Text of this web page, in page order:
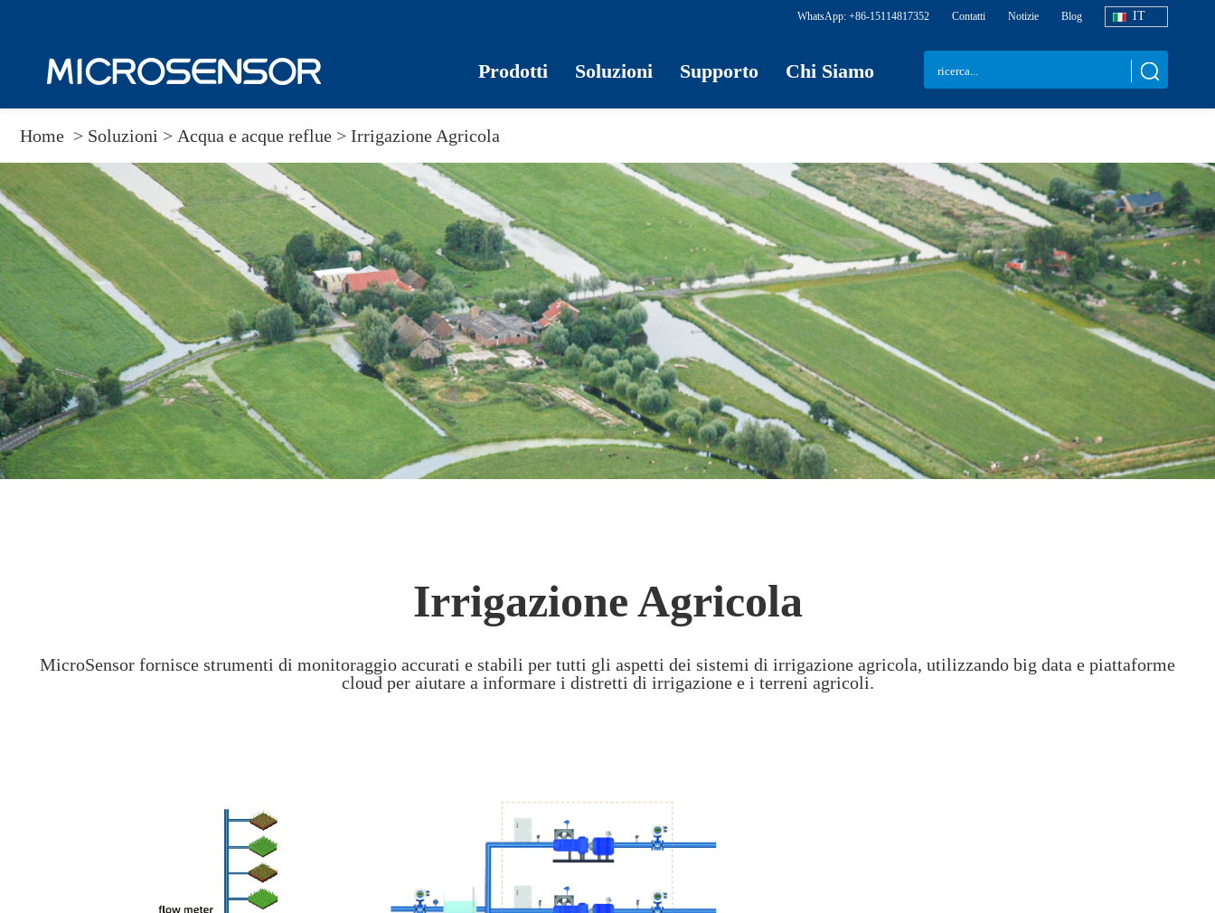
IT
Blog
Notizie
Contatti
WhatsApp: +86-15114817352
Prodotti Soluzioni Supporto Chi Siamo
Home > Soluzioni > Acqua e acque reflue > Irrigazione Agricola
Irrigazione Agricola
MicroSensor fornisce strumenti di monitoraggio accurati e stabili per tutti gli aspetti dei sistemi di irrigazione agricola, utilizzando big data e piattaforme
cloud per aiutare a informare i distretti di irrigazione e i terreni agricoli.